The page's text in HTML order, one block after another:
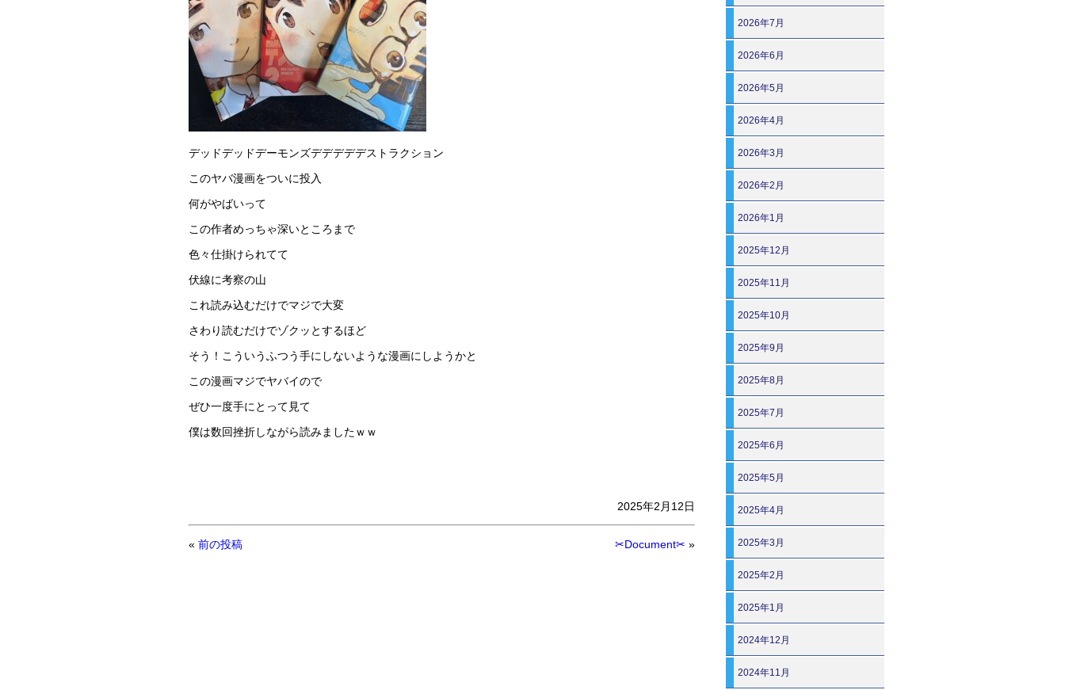
デッドデッドデーモンズデデデデデストラクション
このヤバ漫画をついに投入
何がやばいって
この作者めっちゃ深いところまで
色々仕掛けられてて
伏線に考察の山
これ読み込むだけでマジで大変
さわり読むだけでゾクッとするほど
そう！こういうふつう手にしないような漫画にしようかと
この漫画マジでヤバイので
ぜひ一度手にとって見て
僕は数回挫折しながら読みましたｗｗ
2025年2月12日
« 前の投稿 ✂Document✂ »
2026年7月
2026年6月
2026年5月
2026年4月
2026年3月
2026年2月
2026年1月
2025年12月
2025年11月
2025年10月
2025年9月
2025年8月
2025年7月
2025年6月
2025年5月
2025年4月
2025年3月
2025年2月
2025年1月
2024年12月
2024年11月